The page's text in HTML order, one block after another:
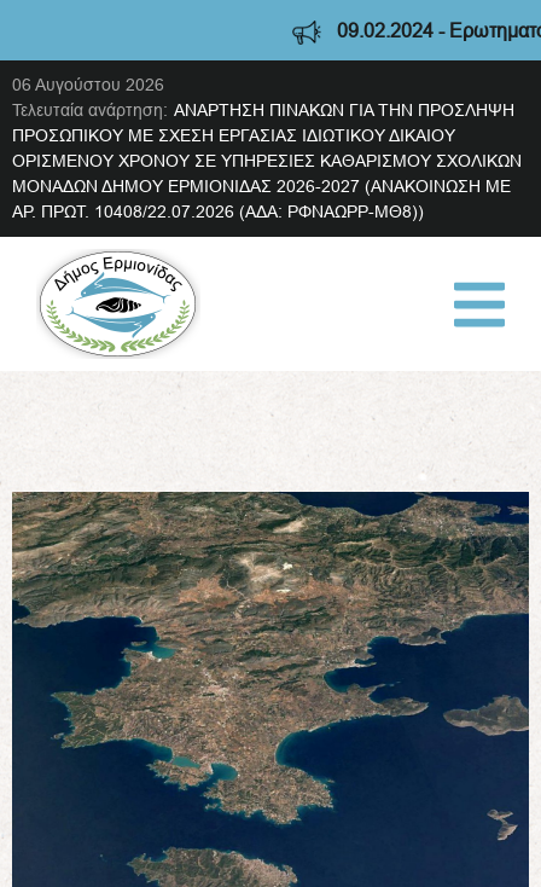
09.02.2024 -
06 Αυγούστου 2026
Τελευταία ανάρτηση: ΑΝΑΡΤΗΣΗ ΠΙΝΑΚΩΝ ΓΙΑ ΤΗΝ ΠΡΟΣΛΗΨΗ
ΠΡΟΣΩΠΙΚΟΥ ΜΕ ΣΧΕΣΗ ΕΡΓΑΣΙΑΣ ΙΔΙΩΤΙΚΟΥ ΔΙΚΑΙΟΥ
ΟΡΙΣΜΕΝΟΥ ΧΡΟΝΟΥ ΣΕ ΥΠΗΡΕΣΙΕΣ ΚΑΘΑΡΙΣΜΟΥ ΣΧΟΛΙΚΩΝ
ΜΟΝΑΔΩΝ ΔΗΜΟΥ ΕΡΜΙΟΝΙΔΑΣ 2026-2027 (ΑΝΑΚΟΙΝΩΣΗ ΜΕ
ΑΡ. ΠΡΩΤ. 10408/22.07.2026 (ΑΔΑ: ΡΦΝΑΩΡΡ-ΜΘ8))